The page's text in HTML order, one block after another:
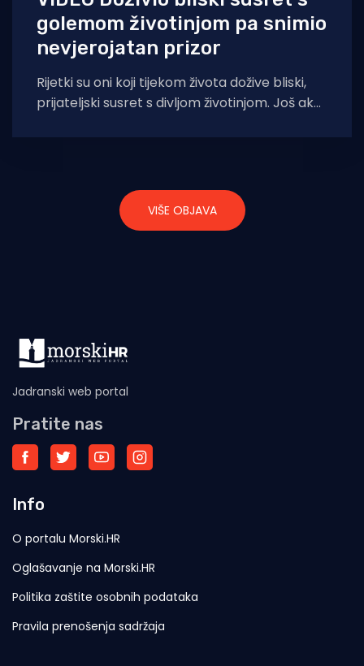
golemom životinjom pa snimio
nevjerojatan prizor
Rijetki su oni koji tijekom života dožive bliski,
prijateljski susret s divljom životinjom. Još ako
VIŠE OBJAVA
Jadranski web portal
Pratite nas
Info
O portalu Morski.HR
Oglašavanje na Morski.HR
Politika zaštite osobnih podataka
Pravila prenošenja sadržaja